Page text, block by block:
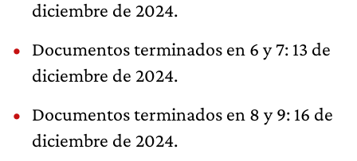
diciembre de 2024.
Documentos terminados en 6 y 7: 13 de
diciembre de 2024.
Documentos terminados en 8 y 9: 16 de
diciembre de 2024.